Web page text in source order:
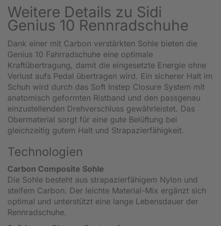
Weitere Details zu Sidi
Genius 10 Rennradschuhe
Dank einer mit Carbon verstärkten Sohle bieten die
Genius 10 Fahrradschuhe eine optimale
Kraftübertragung, damit die eingesetzte Energie ohne
Verlust aufs Pedal übertragen wird. Ein sicherer Halt im
Schuh wird durch das Soft Instep Closure System mit
anatomisch geformten Ristband und den passgenau
einzustellenden Drehverschluss gewährleistet. Das
Obermaterial sorgt für eine gute Belüftung bei
gleichzeitig gutem Halt und Strapazierfähigkeit.
Technologien
Carbon Composite Sohle
Die Sohle besteht aus strapazierfähigem Nylon und
steifem Carbon. Der leichte Material-Mix ergänzt sich
optimal und unterstützt eine lange Lebensdauer der
Rennradschuhe.